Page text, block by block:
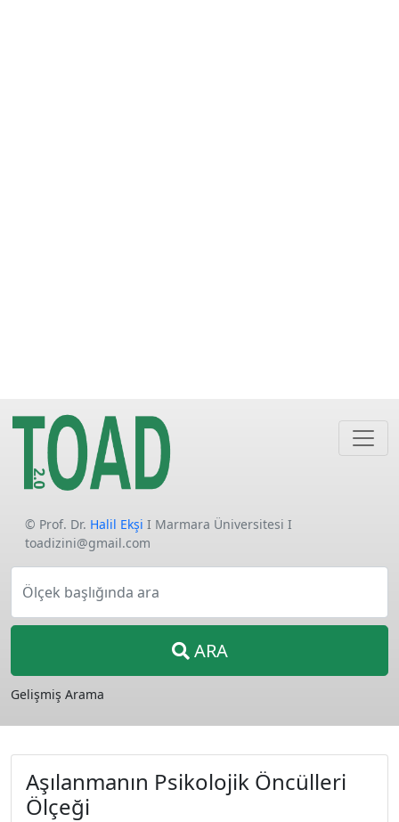
© Prof. Dr. Halil Ekşi I Marmara Üniversitesi I
toadizini@gmail.com
Ölçek başlığında ara
ARA
Gelişmiş Arama
Aşılanmanın Psikolojik Öncülleri
Ölçeği